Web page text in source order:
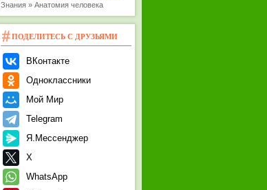
Знания » Анатомия человека
ПОДЕЛИТЕСЬ С ДРУЗЬЯМИ
ВКонтакте
Одноклассники
Мой Мир
Telegram
Я.Мессенджер
X
WhatsApp